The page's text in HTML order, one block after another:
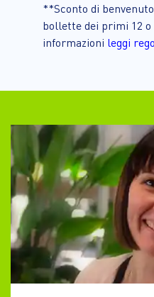
**Sconto di
bollette dei primi 12
informazioni leggi